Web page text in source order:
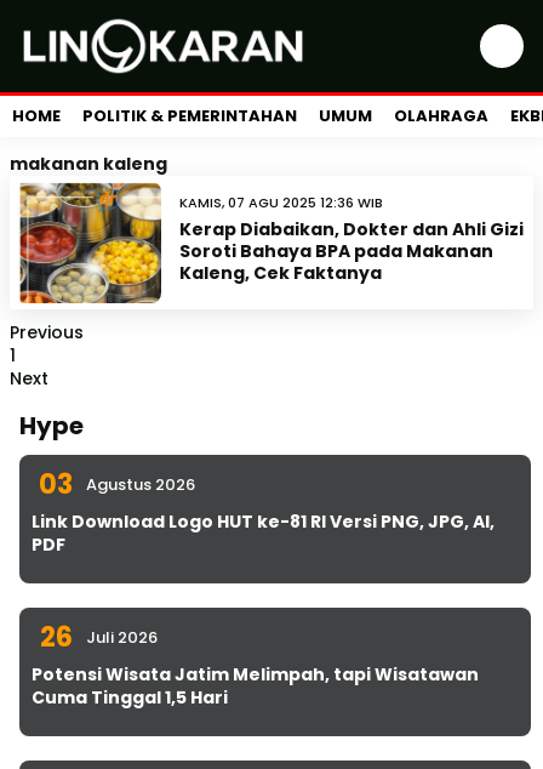
HOME POLITIK & PEMERINTAHAN UMUM OLAHRAGA
makanan kaleng
KAMIS, 07 AGU 2025 12:36 WIB
Kerap Diabaikan, Dokter dan Ahli Gizi
Soroti Bahaya BPA pada Makanan
Kaleng, Cek Faktanya
Previous
1
Next
Hype
03 Agustus 2026
Link Download Logo HUT ke-81 RI Versi PNG, JPG, AI,
PDF
26 Juli 2026
Potensi Wisata Jatim Melimpah, tapi Wisatawan
Cuma Tinggal 1,5 Hari